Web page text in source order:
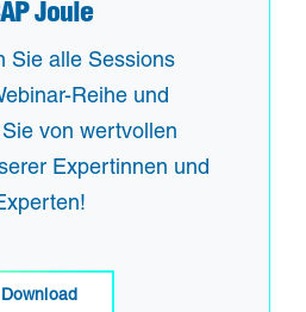
Joule
Sie alle Sessions
Reihe und
von wertvollen
Expertinnen und
Download